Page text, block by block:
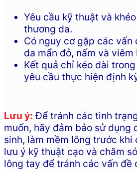
Yêu cầu kỹ thuật và
thương da.
Có nguy cơ gặp các vấn
da mẩn đỏ, nấm và viêm
Kết quả chỉ kéo dài
yêu cầu thực hiện định
Lưu ý: Để tránh các tình
muốn, hãy đảm bảo sử dụng
sinh, làm mềm lông trước khi
lưu ý kỹ thuật cạo và chăm
lông tay để tránh các vấn đề